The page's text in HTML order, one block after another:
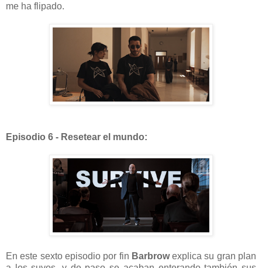
me ha flipado.
Episodio 6 - Resetear el mundo:
En este sexto episodio por fin Barbrowexplica su gran plan